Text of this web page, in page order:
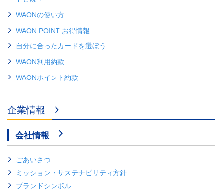
WAONの使い方
WAON POINT お得情報
自分に合ったカードを選ぼう
WAON利用約款
WAONポイント約款
企業情報
会社情報
ごあいさつ
ミッション・サステナビリティ方針
ブランドシンボル